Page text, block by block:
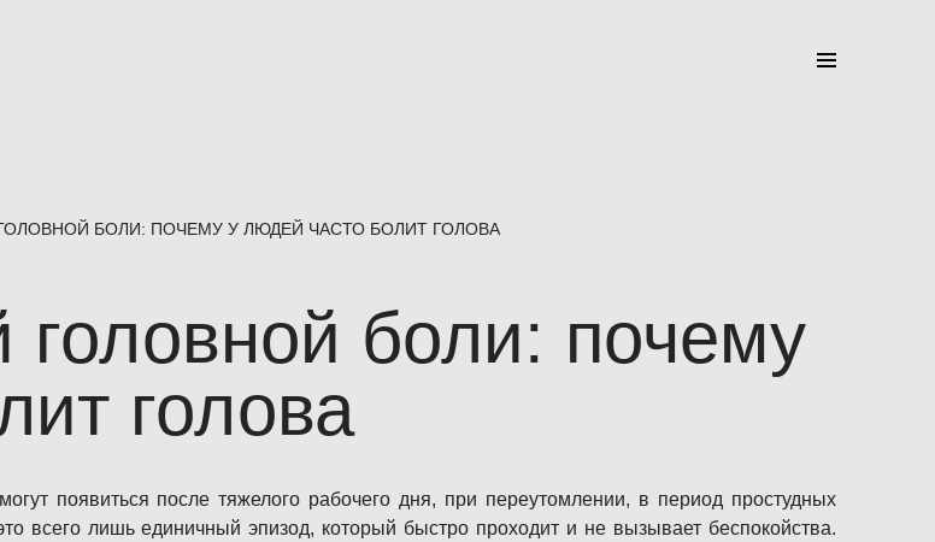
БОЛИ: ПОЧЕМУ У ЛЮДЕЙ ЧАСТО БОЛИТ ГОЛОВА
боли: почему
голова
появиться после тяжелого рабочего дня, при переутомлении, в период простудных
всего лишь единичный эпизод, который быстро проходит и не вызывает беспокойства.